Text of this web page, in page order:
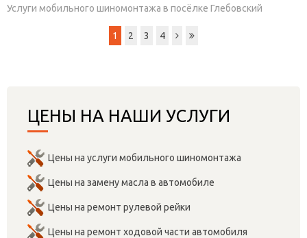
Услуги мобильного шиномонтажа в посёлке Глебовский
1 2 3 4
ЦЕНЫ НА НАШИ УСЛУГИ
Цены на услуги мобильного шиномонтажа
Цены на замену масла в автомобиле
Цены на ремонт рулевой рейки
Цены на ремонт ходовой части автомобиля